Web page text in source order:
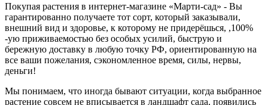
Покупая растения в интернет-магазине «Марти-сад» - Вы
гарантированно получаете тот сорт, который заказывали,
внешний вид и здоровье, к которому не придерёшься, ,100%
-ую приживаемостью без особых усилий, быструю и
бережную доставку в любую точку РФ, ориентированную на
все ваши пожелания, сэкономленное время, силы, нервы,
деньги!
Мы понимаем, что иногда бывают ситуации, когда выбранное
растение совсем не вписывается в ландшафт сада, появились